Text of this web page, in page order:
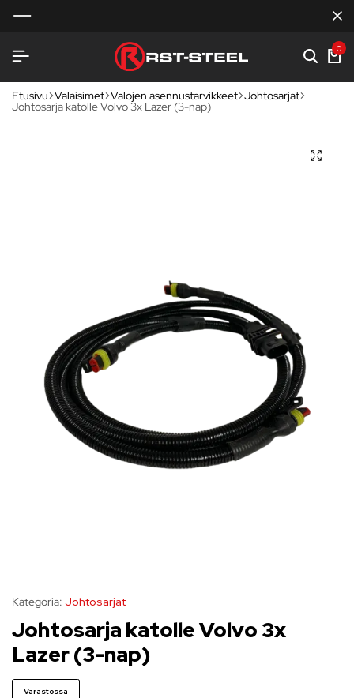
0
Etusivu Valaisimet Valojen asennustarvikkeet Johtosarjat
Johtosarja katolle Volvo 3x Lazer (3-nap)
Kategoria: Johtosarjat
Johtosarja katolle Volvo 3x
Lazer (3-nap)
Varastossa